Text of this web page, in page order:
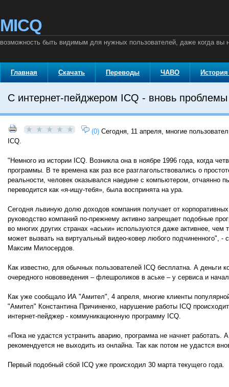
MICQ
возможность быть видимым для нужных пользователей, даже когда вы
Главная Скачать Переводы ЧАВО
С интернет-пейджером ICQ - вновь проблемы
(0) Сегодня, 11 апреля, многие
ICQ.
"Немного из истории ICQ. Возникла она в ноябре 1996 года, когда
программы. В те времена как раз все разглагольствовались о
реальности, человек оказывался наедине с компьютером, отчаянно
переводится как «я-ищу-тебя», была воспринята на ура.
Сегодня львиную долю доходов компания получает от
руководство компаний по-прежнему активно запрещает подобные
во многих других странах «аськи» используются даже активнее,
может вызвать на виртуальный видео-ковер любого подчиненного",
Максим Милосердов.
Как известно, для обычных пользователей ICQ бесплатна. А деньги
очередного нововведения – флешроликов в аське – у сервиса и
Как уже сообщало ИА "Амител", 4 апреля, многие клиенты
"Амител" Константина Причиненко, нарушение работы ICQ
интернет-пейджер - коммуникационную программу ICQ.
«Пока не удастся устранить аварию, программа не начнет
рекомендуется не выходить из онлайна. Так как потом не удастся
Первый подобный сбой ICQ уже происходил 30 марта текущего года.